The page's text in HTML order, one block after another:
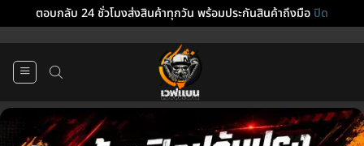
ตอบกลับ 24 ชั่วโมงส่งสินค้าทุกวัน พร้อมประกันสินค้าถึงมือปิด